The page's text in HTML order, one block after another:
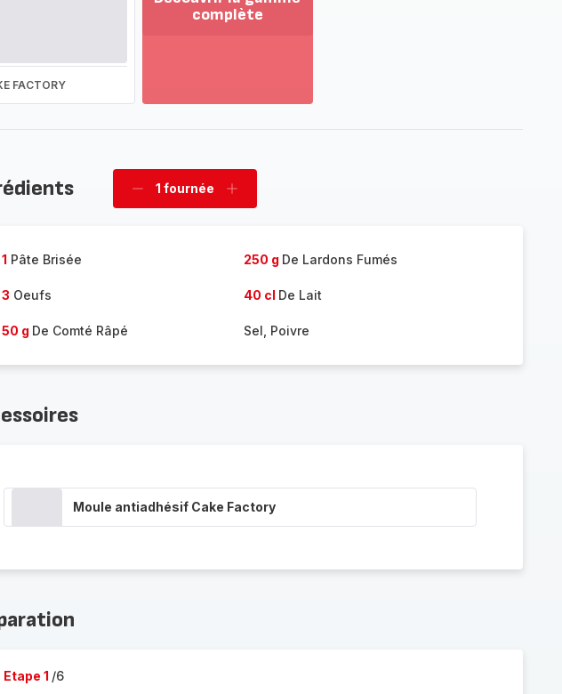
FACTORY
complète
la
Supprimer
1 fournée
Ajouter
1 Pâte Brisée 250 g De Lardons Fumés
3 Oeufs 40 cl De Lait
50 g De Comté Râpé Sel, Poivre
Moule antiadhésif Cake Factory
Etape 1 /6